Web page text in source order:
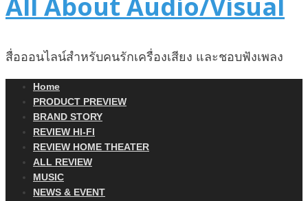
สื่อออนไลน์สำหรับคนรักเครื่องเสียง และชอบฟังเพลง
Home
PRODUCT PREVIEW
BRAND STORY
REVIEW HI-FI
REVIEW HOME THEATER
ALL REVIEW
MUSIC
NEWS & EVENT